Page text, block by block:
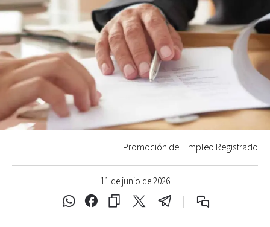
11 de junio de 2026
Promoción del Empleo Registrado